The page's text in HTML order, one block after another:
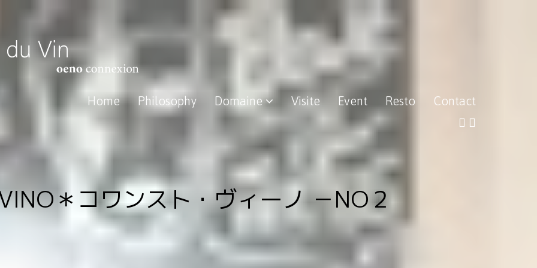
Home Philosophy Domaine Visite Event Resto Contact
＊コワンスト・ヴィーノ －NO２